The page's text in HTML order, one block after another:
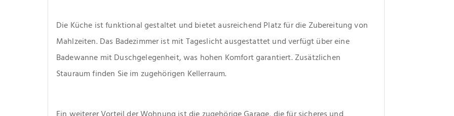
Die Küche ist funktional gestaltet und bietet ausreichend Platz für die Zubereitung von
Mahlzeiten. Das Badezimmer ist mit Tageslicht ausgestattet und verfügt über eine
Badewanne mit Duschgelegenheit, was hohen Komfort garantiert. Zusätzlichen
Stauraum finden Sie im zugehörigen Kellerraum.